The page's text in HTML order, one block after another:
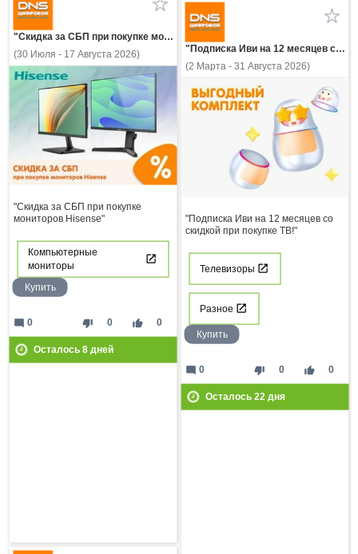
"Скидка за СБП при покупке мониторов Hisense"
(30 Июля - 17 Августа 2026)
"Скидка за СБП при покупке
мониторов Hisense"
Компьютерные
мониторы
Купить
thumb_down 0 thumb_up 0
mode_comment 0
Осталось 8дней
"Подписка Иви на 12 месяцев со скидкой при покупке ТВ!"
(2 Марта - 31 Августа 2026)
"Подписка Иви на 12 месяцев со
скидкой при покупке ТВ!"
Телевизоры
Разное
Купить
thumb_down 0 thumb_up 0
mode_comment 0
Осталось 22 дня